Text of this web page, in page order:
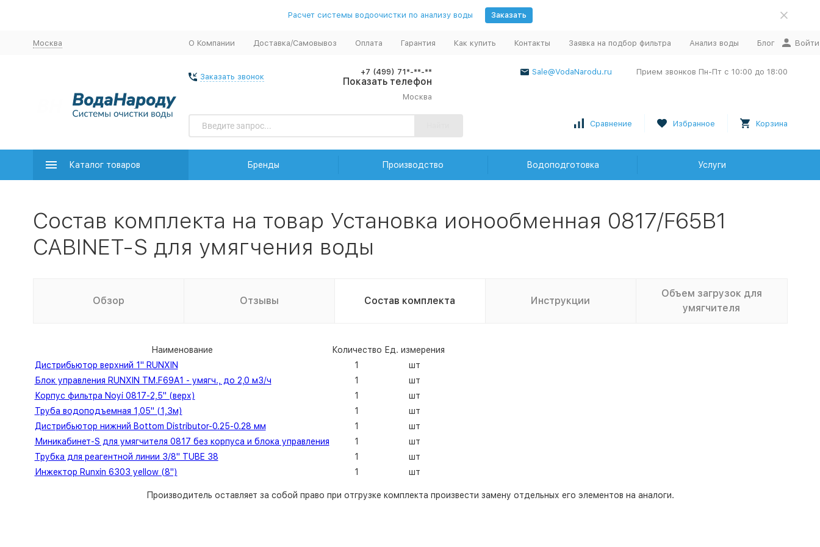
Расчет системы водоочистки по анализу воды Заказать
Москва О Компании Доставка/Самовывоз Оплата Гарантия Как купить Контакты Заявка на подбор фильтра Анализ воды Блог Войти
Заказать звонок
+7 (499) 71*-**-**
Показать телефон
Москва
Sale@VodaNarodu.ru Прием звонков Пн-Пт с 10:00 до 18:00
Сравнение Избранное Корзина
Каталог товаров Бренды Производство Водоподготовка Услуги
Состав комплекта на товар Установка ионообменная 0817/F65B1
CABINET-S для умягчения воды
Обзор Отзывы Состав комплекта Инструкции
Объем загрузок для
умягчителя
Наименование Количество Ед. измерения
Дистрибьютор верхний 1" RUNXIN
1
шт
Блок управления RUNXIN TM.F69A1 - умягч., до 2,0 м3/ч
1
шт
Корпус фильтра Noyi 0817-2,5" (верх)
1
шт
Труба водоподъемная 1,05" (1,3м)
1
шт
Дистрибьютор нижний Bottom Distributor-0.25-0.28 мм
1
шт
Миникабинет-S для умягчителя 0817 без корпуса и блока управления
1
шт
Трубка для реагентной линии 3/8" TUBE 38
1
шт
Инжектор Runxin 6303 yellow (8")
1 шт
Производитель оставляет за собой право при отгрузке комплекта произвести замену отдельных его элементов на аналоги.